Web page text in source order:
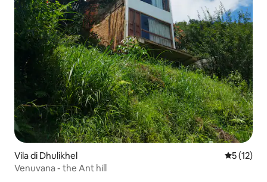
Vila di Dhulikhel Nilai rata-
5 (12)
Venuvana - the Ant hill